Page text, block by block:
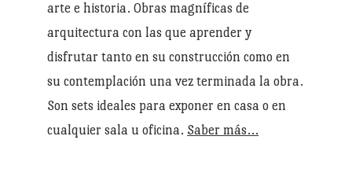
arte e historia. Obras magníficas de
arquitectura con las que aprender y
disfrutar tanto en su construcción como en
su contemplación una vez terminada la obra.
Son sets ideales para exponer en casa o en
cualquier sala u oficina. Saber más…